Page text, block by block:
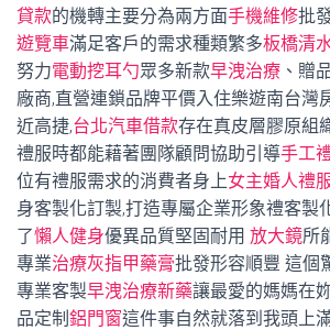
貸款的機轉主要分為兩方面手機維修批
遊覽車滿足客戶的需求種類繁多板橋清
努力電動挖耳勺眾多新款早洩治療 、贈
廠商,直營連鎖品牌平價入住樂遊南台灣
近高捷,台北汽車借款存在真皮層膠原組
禮服時都能藉著團隊顧問協助引導手工
位有禮服需求的消費者身上女主婚人禮
身客製化訂製,打造專屬企業形象禮客製
了懶人健身優異品質堅固耐用 放大鏡所
專業治療灰指甲藥膏批發形容順豐 這個
專業客製早洩治療新藥讓最愛的媽媽在
品定制 鋁門窗這件事自然就落到我頭上